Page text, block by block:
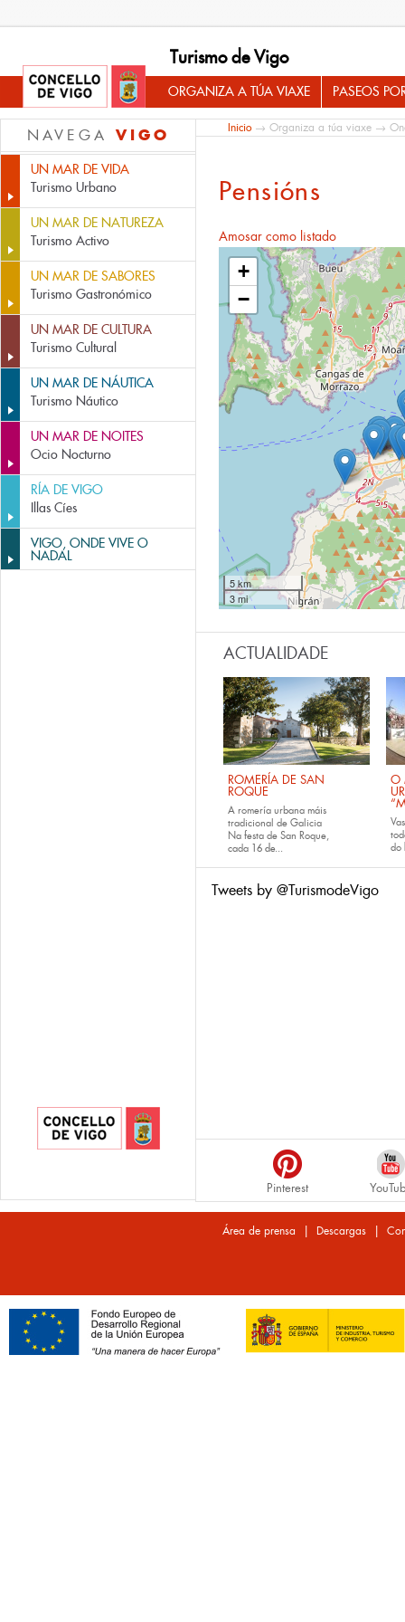
Turismo de Vigo
ORGANIZA A TÚA VIAXE PASEOS
NAVEGA VIGO
UN MAR DE VIDA
Turismo Urbano
UN MAR DE NATUREZA
Turismo Activo
UN MAR DE SABORES
Turismo Gastronómico
UN MAR DE CULTURA
Turismo Cultural
UN MAR DE NÁUTICA
Turismo Náutico
UN MAR DE NOITES
Ocio Nocturno
RÍA DE VIGO
Illas Cíes
VIGO, ONDE VIVE O
NADAL
Inicio→ Organiza a túa viaxe →
Pensións
Amosar como listado
+
−
5 km
3 mi
ACTUALIDADE
ROMERÍA DE SAN
ROQUE
A romería urbana máis
tradicional de Galicia
Na festa de San Roque,
cada 16 de...
O
do
Tweets by @TurismodeVigo
Pinterest
Área de prensa | Descargas |